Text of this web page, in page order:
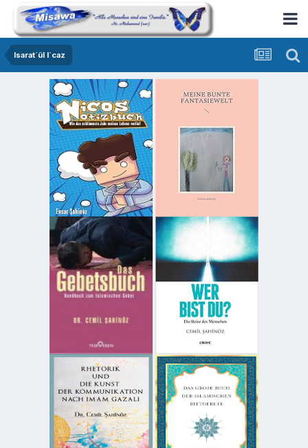
Isarat´ül I´caz